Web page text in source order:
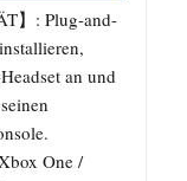
】: Plug-and-
an und
One /